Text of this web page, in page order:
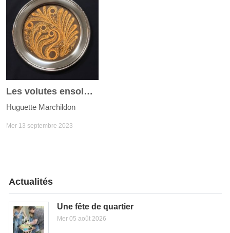
Les volutes ensoleillées
Huguette Marchildon
Mer 13 septembre 2023
Actualités
Une fête de quartier
Mer 05 août 2026